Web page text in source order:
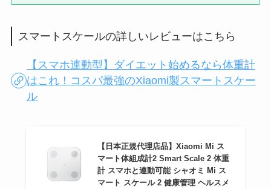
スマートスケールの詳しいレビューはこちら
【スマホ連動型】ダイエット始めるなら体重計
はこれ！コスパ最強のXiaomi製スマートスケー
ル
【日本正規代理店品】Xiaomi Mi ス
マート体組成計2 Smart Scale 2 体重
計 スマホと連動可能 シャオミ Mi ス
マート スケール 2 健康管理 ヘルスメ